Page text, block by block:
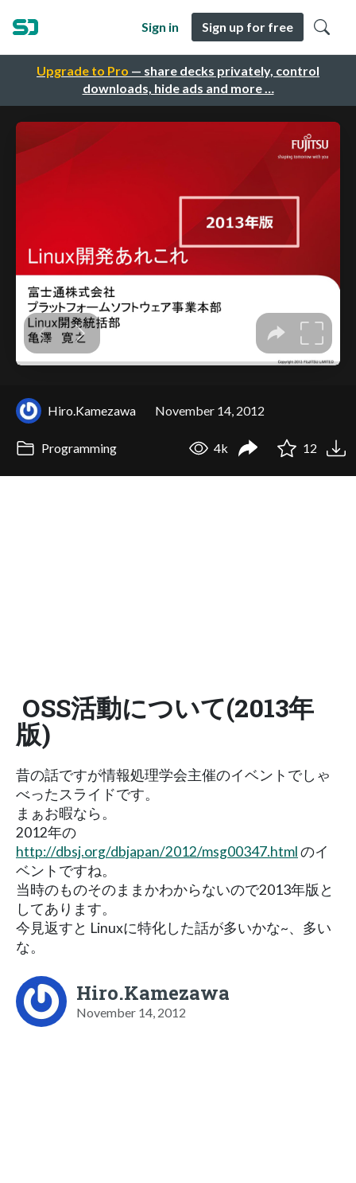
Upgrade to Pro — share decks privately, control
downloads, hide ads and more …
Sign in Sign up for free
Hiro.Kamezawa November 14, 2012
Programming 4k 12
OSS活動について(2013年
版)
昔の話ですが情報処理学会主催のイベントでしゃ
べったスライドです。
まぁお暇なら。
2012年の
http://dbsj.org/dbjapan/2012/msg00347.htmlのイ
ベントですね。
当時のものそのままかわからないので2013年版と
してあります。
今見返すと Linuxに特化した話が多いかな~、多い
な。
Hiro.Kamezawa
November 14, 2012